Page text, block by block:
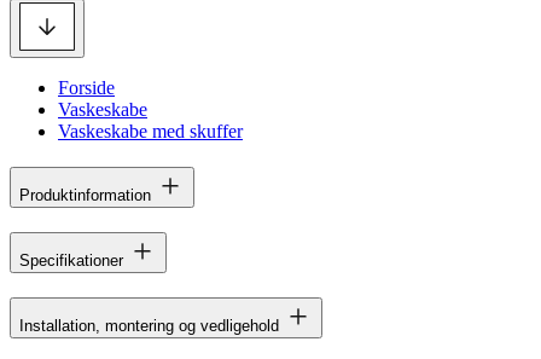
Forside
Vaskeskabe
Vaskeskabe med skuffer
Produktinformation
Specifikationer
Installation, montering og vedligehold